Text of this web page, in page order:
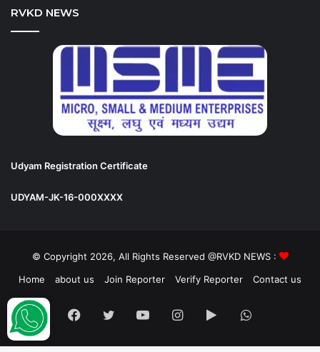
RVKD NEWS
Udyam Registration Certificate
UDYAM-JK-16-000XXXX
© Copyright 2026, All Rights Reserved @RVKD NEWS :
Home
about us Join Reporter Verify Reporter Contact us
Facebook
TwitterYouTubeInstagram
Google
Play
WhatsApp